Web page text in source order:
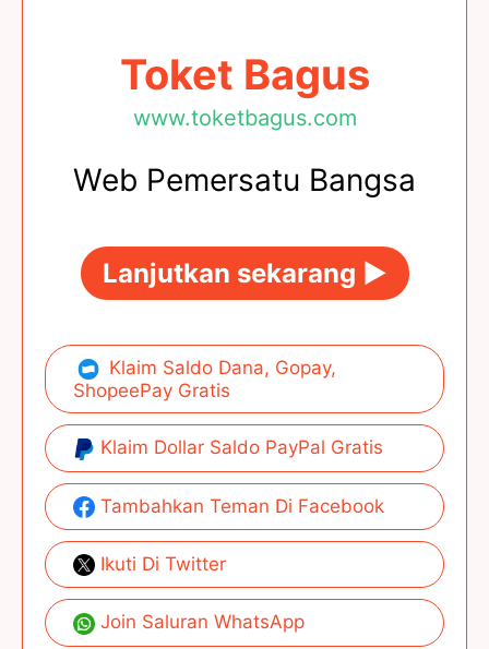
Toket Bagus
www.toketbagus.com
Web Pemersatu Bangsa
Lanjutkan sekarang ►
Klaim Saldo Dana, Gopay,
ShopeePay Gratis
Klaim Dollar Saldo PayPal Gratis
Tambahkan Teman Di Facebook
Ikuti Di Twitter
Join Saluran WhatsApp